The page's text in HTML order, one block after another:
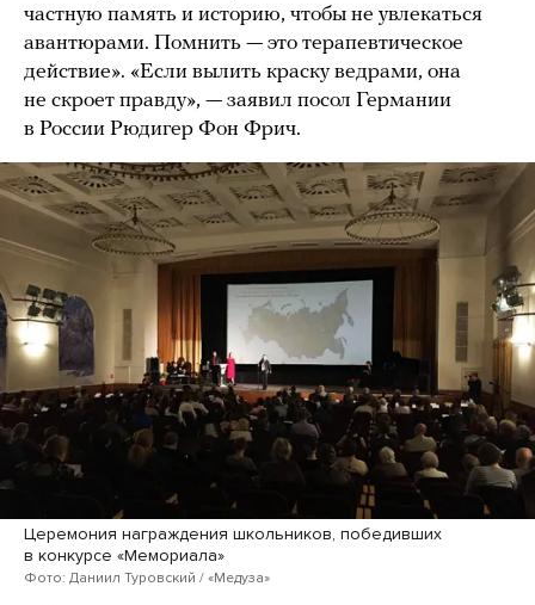
частную память и историю, чтобы не увлекаться
авантюрами. Помнить — это терапевтическое
действие». «Если вылить краску ведрами, она
не скроет правду», — заявил посол Германии
в России Рюдигер Фон Фрич.
Церемония награждения школьников, победивших
в конкурсе «Мемориала»
Фото: Даниил Туровский / «Медуза»